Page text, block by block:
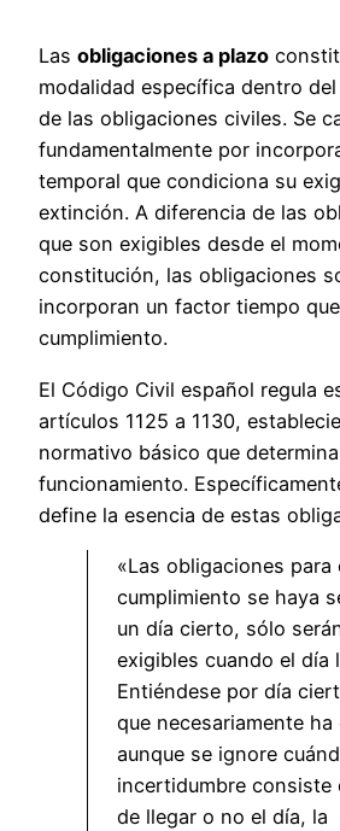
Las obligaciones a plazo
modalidad específica dentro
de las obligaciones civiles. Se
fundamentalmente por
temporal que condiciona su
extinción. A diferencia de las
que son exigibles desde el
constitución, las obligaciones
incorporan un factor tiempo
cumplimiento.
El Código Civil español regula
artículos 1125 a 1130,
normativo básico que
funcionamiento.
define la esencia de estas
«Las obligaciones para
cumplimiento se haya
un día cierto, sólo
exigibles cuando el día
Entiéndese por día
que necesariamente ha
aunque se ignore
incertidumbre consiste
de llegar o no el día, la